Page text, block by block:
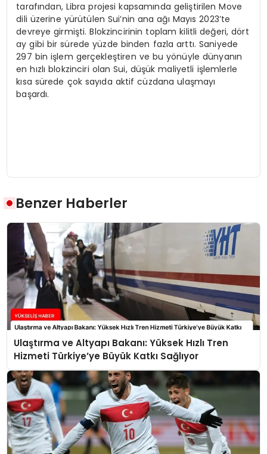
tarafından, Libra projesi kapsamında geliştirilen Move
dili üzerine yürütülen Sui’nin ana ağı Mayıs 2023’te
devreye girmişti. Blokzincirinin toplam kilitli değeri, dört
ay gibi bir sürede yüzde binden fazla arttı. Saniyede
297 bin işlem gerçekleştiren ve bu yönüyle dünyanın
en hızlı blokzinciri olan Sui, düşük maliyetli işlemlerle
kısa sürede çok sayıda aktif cüzdana ulaşmayı
başardı.
Benzer Haberler
Ulaştırma ve Altyapı Bakanı: Yüksek Hızlı Tren
Hizmeti Türkiye’ye Büyük Katkı Sağlıyor